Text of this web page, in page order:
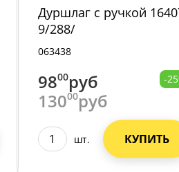
Дуршлаг с ручкой
9/288/
063438
9800руб
13000руб
-
шт. КУПИТЬ